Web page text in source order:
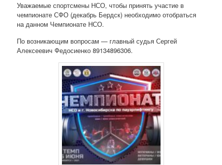
Уважаемые спортсмены НСО, чтобы принять участие в
чемпионате СФО (декабрь Бердск) необходимо отобраться
на данном Чемпионате НСО.
По возникающим вопросам — главный судья Сергей
Алексеевич Федосиенко 89134896306.